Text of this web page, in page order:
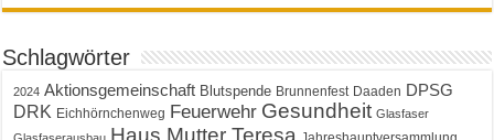
Schlagwörter
2024 Aktionsgemeinschaft Blutspende Brunnenfest Daaden DPSG
DRK Eichhörnchenweg Feuerwehr Gesundheit Glasfaser